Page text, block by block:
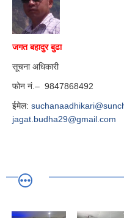
जगत बहादुर बुढा
सूचना अधिकारी
फोन नं.– 9847868492
ईमेल:
jagat.budha29@gmail.com